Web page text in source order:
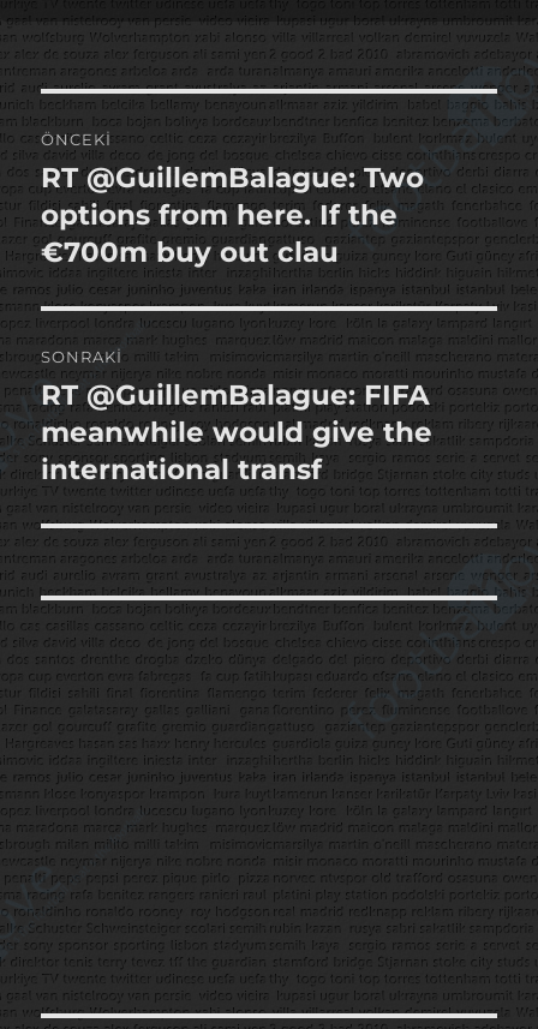
Yazı
gezinmesi
ÖNCEKI
Önceki
yazı:
RT @GuillemBalague: Two
options from here. If the
€700m buy out clau
SONRAKI
Sonraki
yazı:
RT @GuillemBalague: FIFA
meanwhile would give the
international transf